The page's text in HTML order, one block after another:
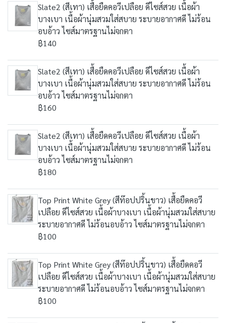
Slate2 (สีเทา) เสื้อยืดคอวีเปลือย ดีไซส์สวย เนื้อผ้า
บางเบา เนื้อผ้านุ่มสวมใส่สบาย ระบายอากาศดี ไม่ร้อน
อบอ้าว ไซส์มาตรฐานไม่จกตา
฿140
Slate2 (สีเทา) เสื้อยืดคอวีเปลือย ดีไซส์สวย เนื้อผ้า
บางเบา เนื้อผ้านุ่มสวมใส่สบาย ระบายอากาศดี ไม่ร้อน
อบอ้าว ไซส์มาตรฐานไม่จกตา
฿160
Slate2 (สีเทา) เสื้อยืดคอวีเปลือย ดีไซส์สวย เนื้อผ้า
บางเบา เนื้อผ้านุ่มสวมใส่สบาย ระบายอากาศดี ไม่ร้อน
อบอ้าว ไซส์มาตรฐานไม่จกตา
฿180
Top Print White Grey (สีท๊อปปริ้นขาว) เสื้อยืดคอวี
เปลือย ดีไซส์สวย เนื้อผ้าบางเบา เนื้อผ้านุ่มสวมใส่สบาย
ระบายอากาศดี ไม่ร้อนอบอ้าว ไซส์มาตรฐานไม่จกตา
฿100
Top Print White Grey (สีท๊อปปริ้นขาว) เสื้อยืดคอวี
เปลือย ดีไซส์สวย เนื้อผ้าบางเบา เนื้อผ้านุ่มสวมใส่สบาย
ระบายอากาศดี ไม่ร้อนอบอ้าว ไซส์มาตรฐานไม่จกตา
฿100